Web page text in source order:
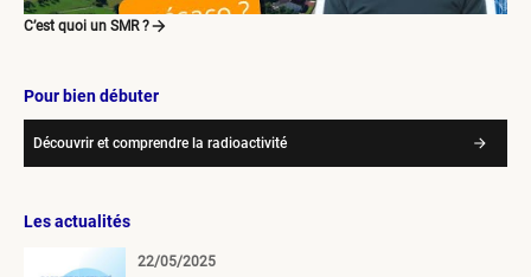
C’est quoi un SMR ?
Pour bien débuter
Découvrir et comprendre la radioactivité
Les actualités
22/05/2025